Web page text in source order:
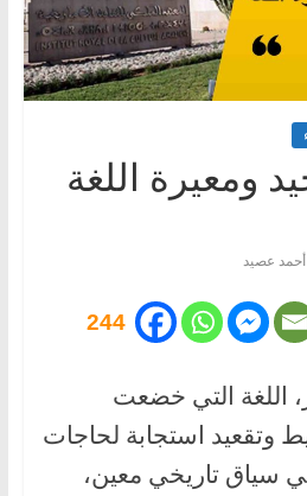
ومعيرة اللغة
أحمد عصيد
244
اللغة التي خضعت
وتقعيد استجابة لحاجات
سياق تاريخي معين،